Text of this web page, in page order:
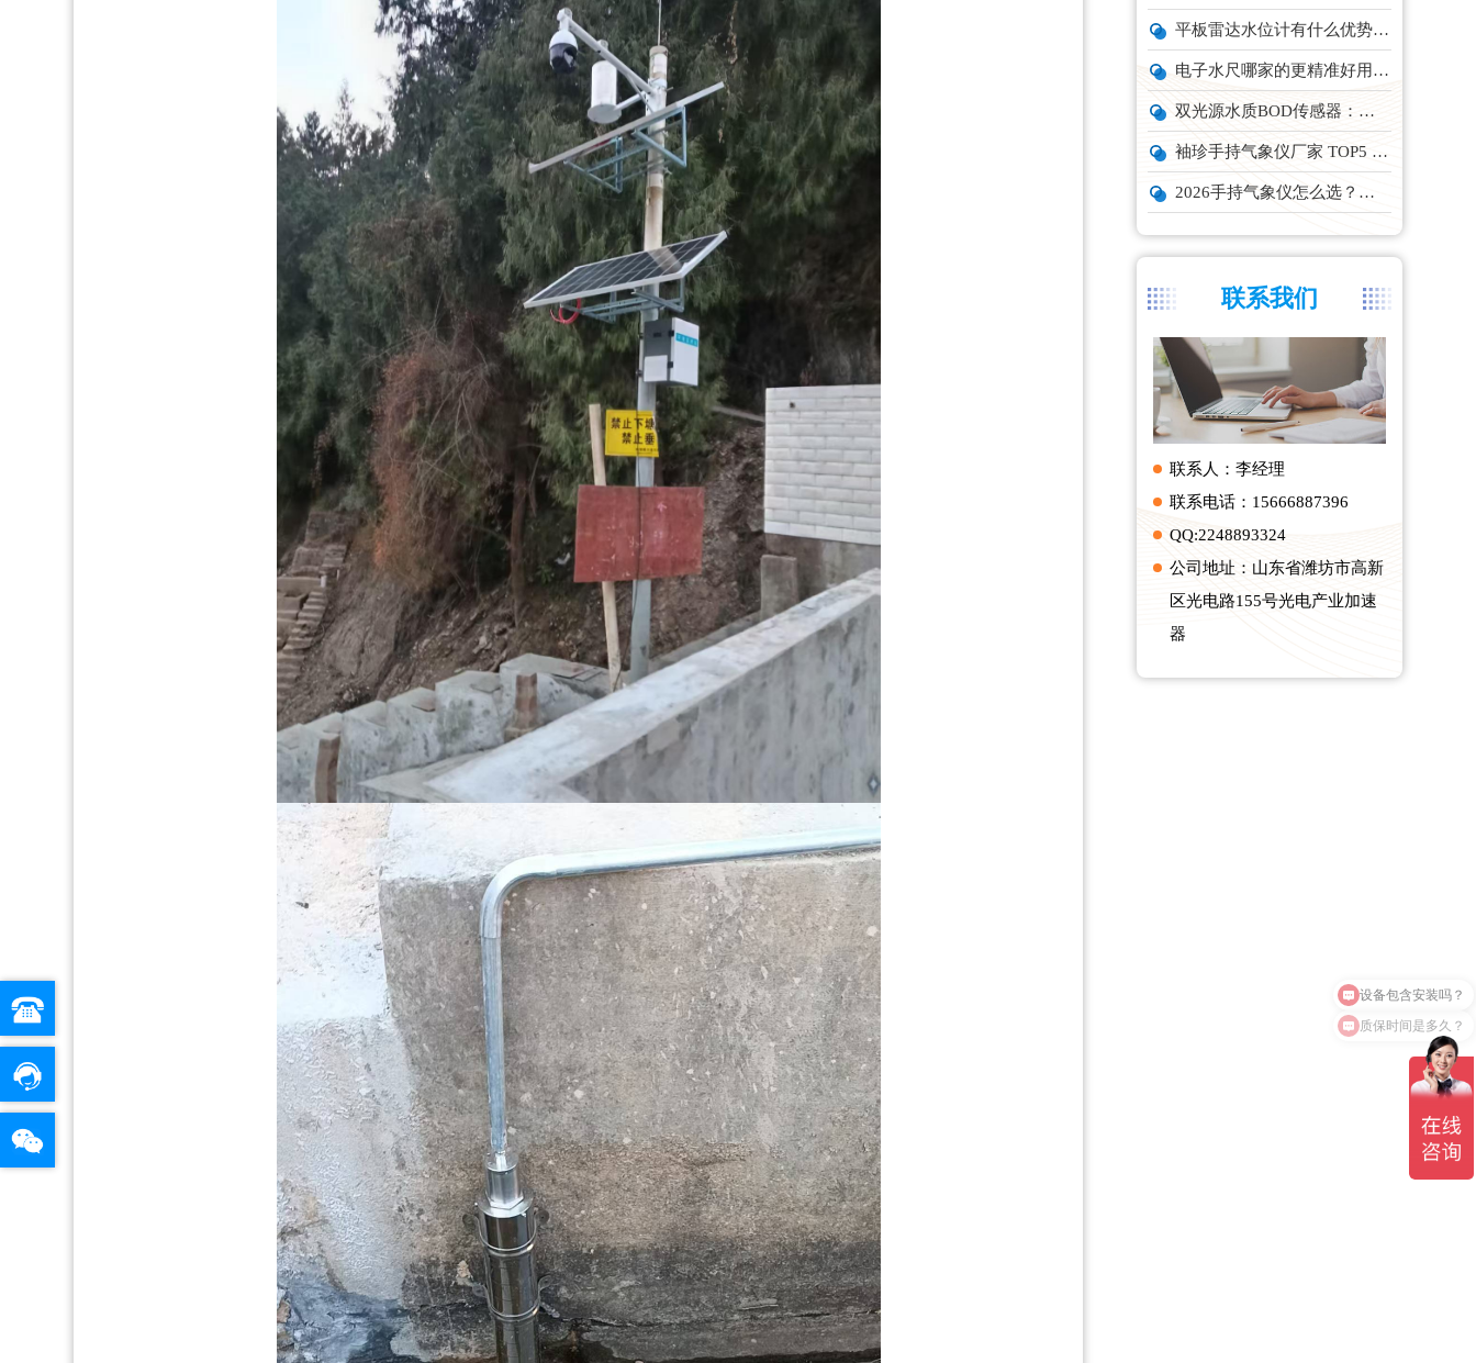
平板雷达水位计有什么优势？精准耐用品牌top1推荐！
电子水尺哪家的更精准好用？推荐云境天合TH-SC系列经济型设备
双光源水质BOD传感器：在线水体有机物监测设备厂家推荐
袖珍手持气象仪厂家 TOP5 实力榜单
2026手持气象仪怎么选？云境天合、天蔚主流机型深度测评
联系我们
联系人：李经理
联系电话：15666887396
QQ:2248893324
公司地址：山东省潍坊市高新
区光电路155号光电产业加速
器